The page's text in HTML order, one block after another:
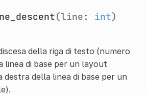
(line: int)
della riga di testo (numero
linea di base per un layout
della linea di base per un